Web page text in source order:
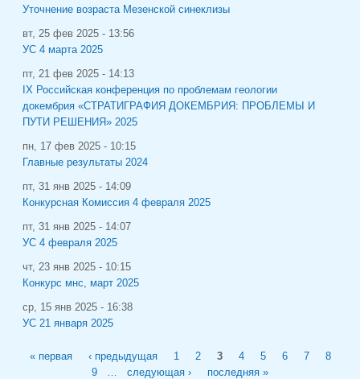
Уточнение возраста Мезенской синеклизы
вт, 25 фев 2025 - 13:56
УС 4 марта 2025
пт, 21 фев 2025 - 14:13
IХ Российская конференция по проблемам геологии
докембрия «СТРАТИГРАФИЯ ДОКЕМБРИЯ: ПРОБЛЕМЫ И
ПУТИ РЕШЕНИЯ» 2025
пн, 17 фев 2025 - 10:15
Главные результаты 2024
пт, 31 янв 2025 - 14:09
Конкурсная Комиссия 4 февраля 2025
пт, 31 янв 2025 - 14:07
УС 4 февраля 2025
чт, 23 янв 2025 - 10:15
Конкурс мнс, март 2025
ср, 15 янв 2025 - 16:38
УС 21 января 2025
« первая ‹ предыдущая 1 2 3 4 5 6 7
8
9
следующая › последняя »